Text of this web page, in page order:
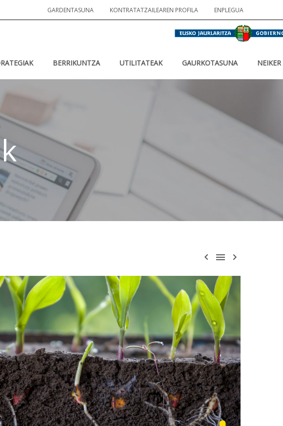
GARDENTASUNA KONTRATATZAILEAREN PROFILA ENPLEGUA
BERRIKUNTZA UTILITATEAK GAURKOTASUNA NEIKER
  